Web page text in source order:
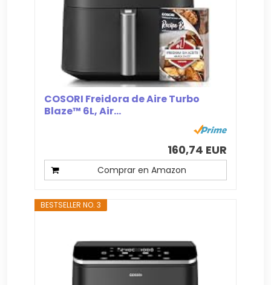
COSORI Freidora de Aire Turbo
Blaze™ 6L, Air...
160,74 EUR
Comprar en Amazon
BESTSELLER NO. 3